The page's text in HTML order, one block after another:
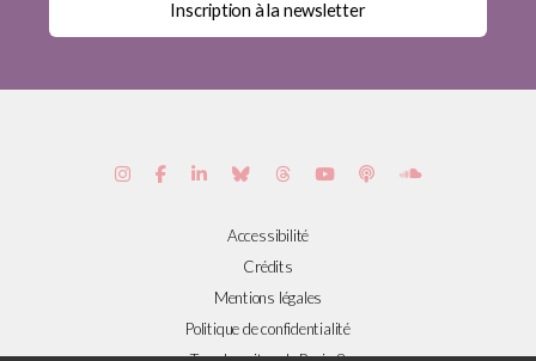
Accessibilité
Crédits
Mentions légales
Politique de confidentialité